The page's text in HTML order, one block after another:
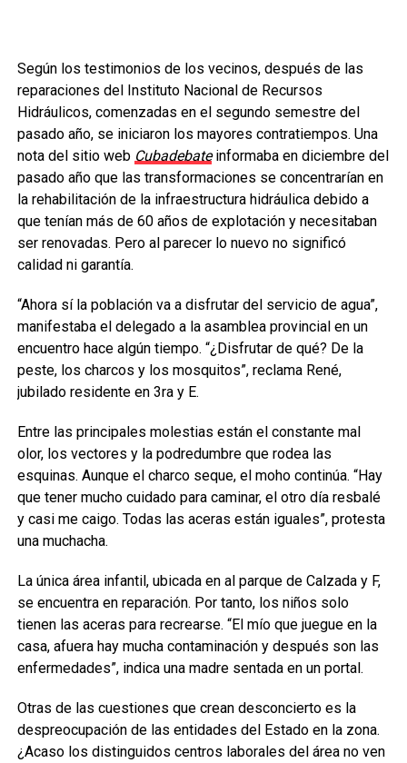
Según los testimonios de los vecinos, después de las
reparaciones del Instituto Nacional de Recursos
Hidráulicos, comenzadas en el segundo semestre del
pasado año, se iniciaron los mayores contratiempos. Una
nota del sitio web Cubadebateinformaba en diciembre del
pasado año que las transformaciones se concentrarían en
la rehabilitación de la infraestructura hidráulica debido a
que tenían más de 60 años de explotación y necesitaban
ser renovadas. Pero al parecer lo nuevo no significó
calidad ni garantía.
“Ahora sí la población va a disfrutar del servicio de agua”,
manifestaba el delegado a la asamblea provincial en un
encuentro hace algún tiempo. “¿Disfrutar de qué? De la
peste, los charcos y los mosquitos”, reclama René,
jubilado residente en 3ra y E.
Entre las principales molestias están el constante mal
olor, los vectores y la podredumbre que rodea las
esquinas. Aunque el charco seque, el moho continúa. “Hay
que tener mucho cuidado para caminar, el otro día resbalé
y casi me caigo. Todas las aceras están iguales”, protesta
una muchacha.
La única área infantil, ubicada en al parque de Calzada y F,
se encuentra en reparación. Por tanto, los niños solo
tienen las aceras para recrearse. “El mío que juegue en la
casa, afuera hay mucha contaminación y después son las
enfermedades”, indica una madre sentada en un portal.
Otras de las cuestiones que crean desconcierto es la
despreocupación de las entidades del Estado en la zona.
¿Acaso los distinguidos centros laborales del área no ven